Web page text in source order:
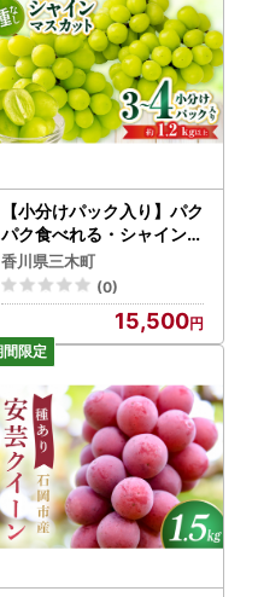
【小分けパック入り】パク
パク食べれる・シャインマ
スカットパック 約1.2kg
以上 | シャインマスカット
マスカット ぶどう ブドウ
葡萄 果物 フルーツ 新鮮 く
だもの 国産 ギフト お裾分
け 旬 人気 種なし 皮ごと食
べられる ジューシー 糖度
が高い 先行受付 先行予約
季節限定 おすすめ 旬の果
物 香川 香川県 三木町 |_m
k006-142
香川県三木町
(0)
15,500